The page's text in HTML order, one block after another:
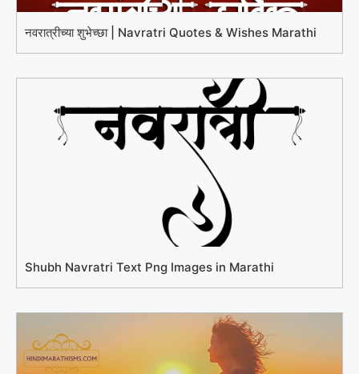
नवरात्रीच्या शुभेच्छा | Navratri Quotes & Wishes Marathi
Shubh Navratri Text Png Images in Marathi